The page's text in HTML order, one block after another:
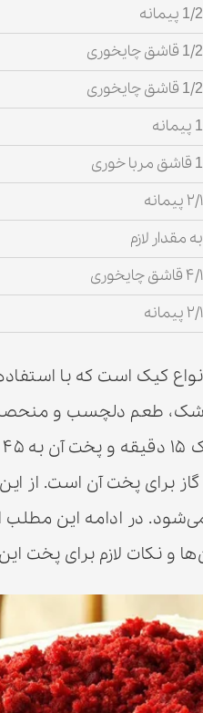
1/2 پیمانه
1/2 قاشق چایخوری
1/2 قاشق چایخوری
1 پیمانه
1 قاشق مربا خوری
۲/۱ پیمانه
به مقدار لازم
۴/۱ قاشق چایخوری
۲/۱ پیمانه
کیک است که با
طعم دلچسب و
گاز برای پخت آن است. از
در ادامه این مطلب
و نکات لازم برای پخت